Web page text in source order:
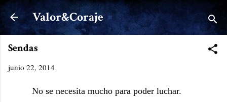
Ir al contenido principal
Valor&Coraje
Sendas
junio 22, 2014
No se necesita mucho para poder luchar.